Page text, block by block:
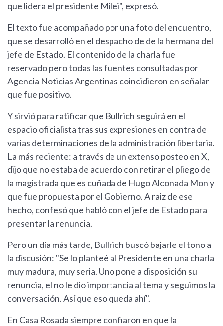
que lidera el presidente Milei", expresó.
El texto fue acompañado por una foto del encuentro,
que se desarrolló en el despacho de de la hermana del
jefe de Estado. El contenido de la charla fue
reservado pero todas las fuentes consultadas por
Agencia Noticias Argentinas coincidieron en señalar
que fue positivo.
Y sirvió para ratificar que Bullrich seguirá en el
espacio oficialista tras sus expresiones en contra de
varias determinaciones de la administración libertaria.
La más reciente: a través de un extenso posteo en X,
dijo que no estaba de acuerdo con retirar el pliego de
la magistrada que es cuñada de Hugo Alconada Mon y
que fue propuesta por el Gobierno. A raiz de ese
hecho, confesó que habló con el jefe de Estado para
presentar la renuncia.
Pero un día más tarde, Bullrich buscó bajarle el tono a
la discusión: "Se lo planteé al Presidente en una charla
muy madura, muy seria. Uno pone a disposición su
renuncia, el no le dio importancia al tema y seguimos la
conversación. Así que eso queda ahí".
En Casa Rosada siempre confiaron en que la